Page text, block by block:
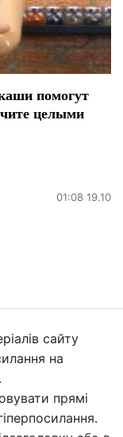
помогут
целыми
01:08 19.10
сайту
на
прямі